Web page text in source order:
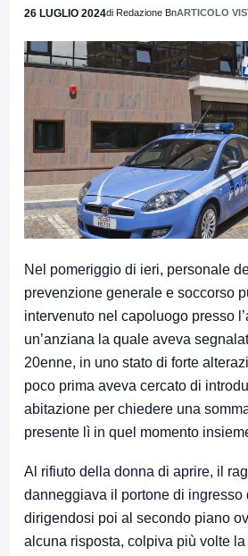
26 LUGLIO 2024di Redazione BnARTICOLO
Nel pomeriggio di ieri, personale
prevenzione generale e soccorso
intervenuto nel capoluogo presso
un’anziana la quale aveva
20enne, in uno stato di forte
poco prima aveva cercato di
abitazione per chiedere una
presente lì in quel momento
Al rifiuto della donna di aprire, il
danneggiava il portone di ingresso
dirigendosi poi al secondo piano
alcuna risposta, colpiva più volte la